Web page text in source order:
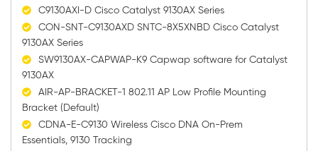
C9130AXI-D Cisco Catalyst 9130AX Series
CON-SNT-C9130AXD SNTC-8X5XNBD Cisco Catalyst
9130AX Series
SW9130AX-CAPWAP-K9 Capwap software for Catalyst
9130AX
AIR-AP-BRACKET-1 802.11 AP Low Profile Mounting
Bracket (Default)
CDNA-E-C9130 Wireless Cisco DNA On-Prem
Essentials, 9130 Tracking